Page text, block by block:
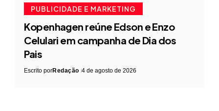
PUBLICIDADE E MARKETING
Kopenhagen reúne Edson e Enzo
Celulari em campanha de Dia dos
Pais
Escrito porRedação 4 de agosto de 2026